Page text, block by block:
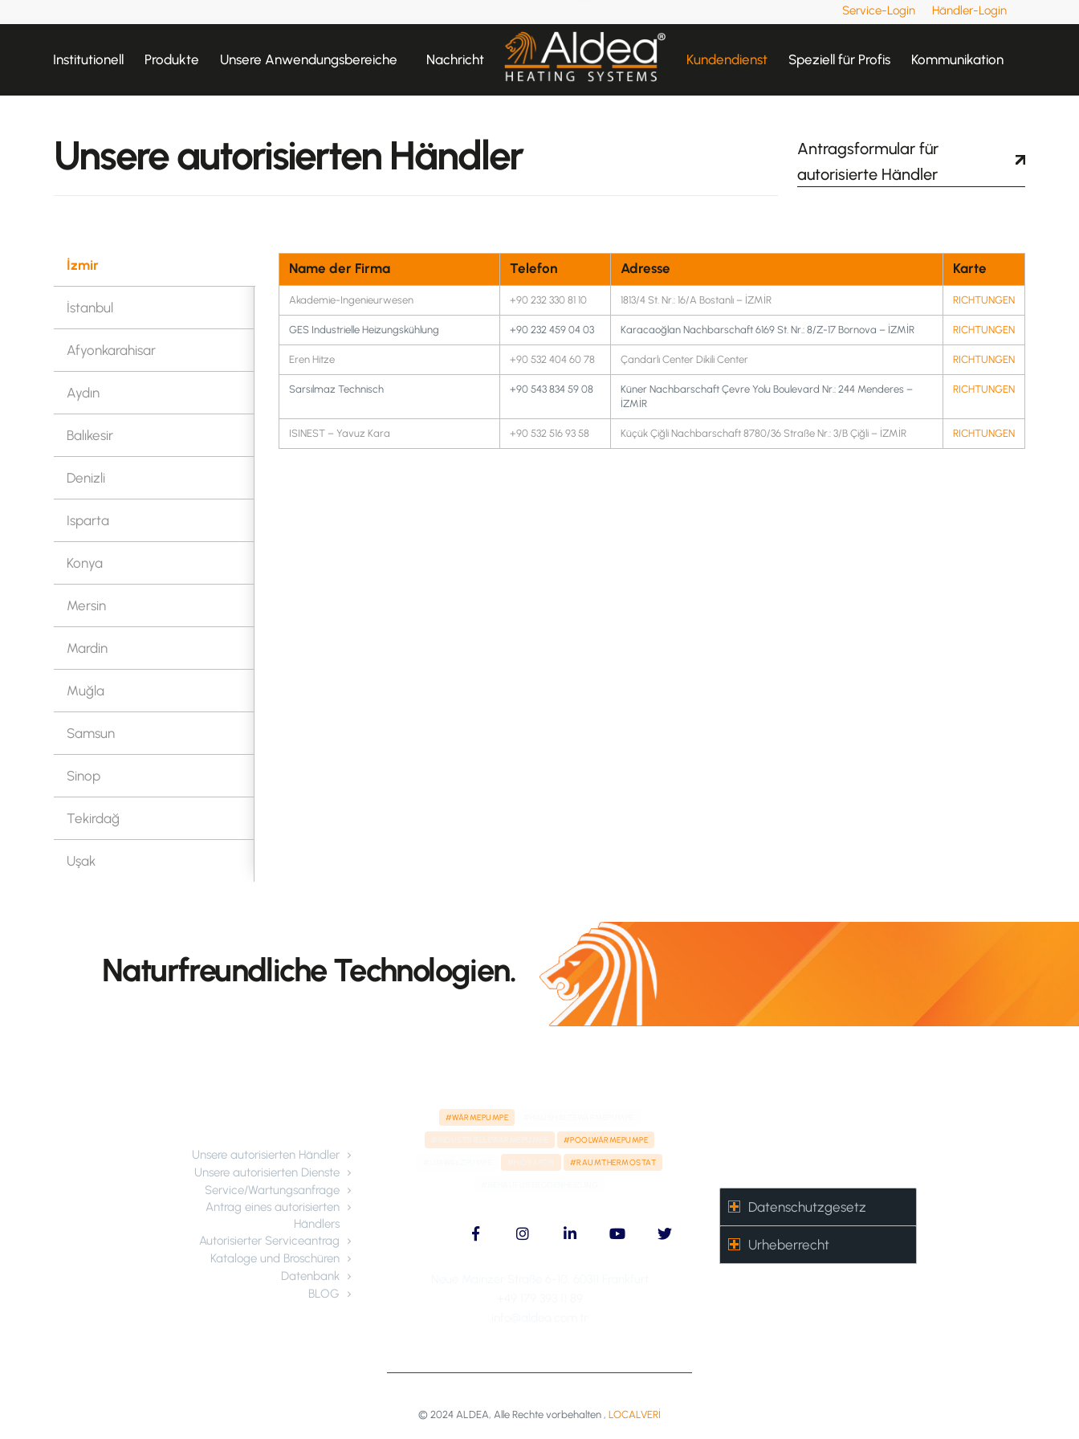
Service-Login Händler-Login
Institutionell Produkte Unsere Anwendungsbereiche Nachricht Kundendienst Speziell für Profis Kommunikation
Unsere autorisierten Händler
Antragsformular für
autorisierte Händler
İzmir
İstanbul
Afyonkarahisar
Aydın
Balıkesir
Denizli
Isparta
Konya
Mersin
Mardin
Muğla
Samsun
Sinop
Tekirdağ
Uşak
Name der Firma Telefon Adresse Karte
Akademie-Ingenieurwesen +90 232 330 81 10 1813/4 St. Nr.: 16/A Bostanlı – İZMİR RICHTUNGEN
GES Industrielle Heizungskühlung +90 232 459 04 03 Karacaoğlan Nachbarschaft 6169 St. Nr.: 8/Z-17 Bornova – İZMİR RICHTUNGEN
Eren Hitze +90 532 404 60 78 Çandarlı Center Dikili Center RICHTUNGEN
Sarsılmaz Technisch +90 543 834 59 08
Küner Nachbarschaft Çevre Yolu Boulevard Nr.: 244 Menderes –
İZMİR
RICHTUNGEN
ISINEST – Yavuz Kara +90 532 516 93 58 Küçük Çiğli Nachbarschaft 8780/36 Straße Nr.: 3/B Çiğli – İZMİR RICHTUNGEN
Naturfreundliche Technologien.
Unsere autorisierten Händler
Unsere autorisierten Dienste
Service/Wartungsanfrage
Antrag eines autorisierten
Händlers
Autorisierter Serviceantrag
Kataloge und Broschüren
Datenbank
BLOG
#WÄRMEPUMPE
#INDUSTRIELLEWÄRMEPUMPE #POOLWÄRMEPUMPE
#HIDRAFOR #RAUMTHERMOSTAT
© 2024 ALDEA, Alle Rechte vorbehalten , LOCALVERİ
Datenschutzgesetz
Urheberrecht